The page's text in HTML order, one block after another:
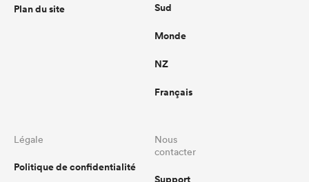
Plan du site Sud
Monde
NZ
Français
Légale
Politique de confidentialité
Nous
contacter
Support